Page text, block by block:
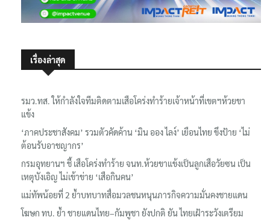
เรื่องล่าสุด
รมว.ทส. ให้กำลังใจทีมติดตามเสือโคร่งทำร้ายเจ้าหน้าที่เขตฯห้วยขา
แข้ง
‘ภาคประชาสังคม’ รวมตัวคัดค้าน ‘มิน ออง ไลง์’ เยือนไทย ขึงป้าย ‘ไม่
ต้อนรับอาชญากร’
กรมอุทยานฯ ชี้ เสือโคร่งทำร้าย จนท.ห้วยขาแข้งเป็นลูกเสือวัยซน เป็น
เหตุบังเอิญ ไม่เข้าข่าย ‘เสือกินคน’
แม่ทัพน้อยที่ 2 ย้ำบทบาทสื่อมวลชนหนุนภารกิจความมั่นคงชายแดน
โฆษก ทบ. ย้ำ ชายแดนไทย–กัมพูชา ยังปกติ ยัน ไทยเฝ้าระวังเตรียม